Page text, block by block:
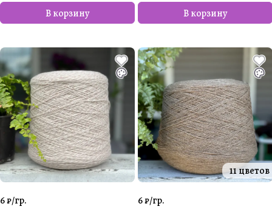
В корзину В корзину
6 ₽/гр.
11 цветов
6 ₽/гр.